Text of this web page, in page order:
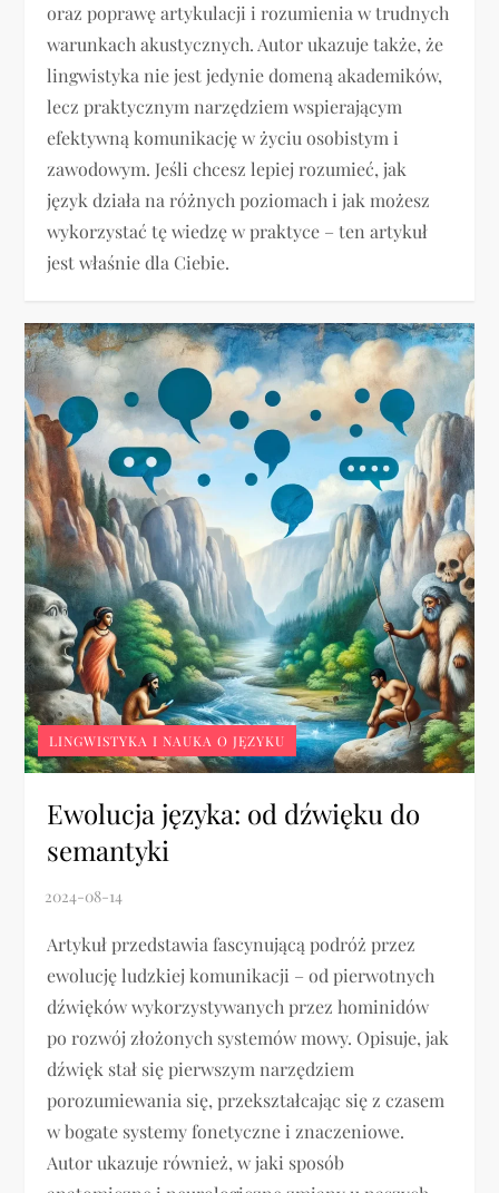
oraz poprawę artykulacji i rozumienia w trudnych
warunkach akustycznych. Autor ukazuje także, że
lingwistyka nie jest jedynie domeną akademików,
lecz praktycznym narzędziem wspierającym
efektywną komunikację w życiu osobistym i
zawodowym. Jeśli chcesz lepiej rozumieć, jak
język działa na różnych poziomach i jak możesz
wykorzystać tę wiedzę w praktyce – ten artykuł
jest właśnie dla Ciebie.
LINGWISTYKA I NAUKA O JĘZYKU
Ewolucja języka: od dźwięku do
semantyki
Artykuł przedstawia fascynującą podróż przez
ewolucję ludzkiej komunikacji – od pierwotnych
dźwięków wykorzystywanych przez hominidów
po rozwój złożonych systemów mowy. Opisuje, jak
dźwięk stał się pierwszym narzędziem
porozumiewania się, przekształcając się z czasem
w bogate systemy fonetyczne i znaczeniowe.
Autor ukazuje również, w jaki sposób